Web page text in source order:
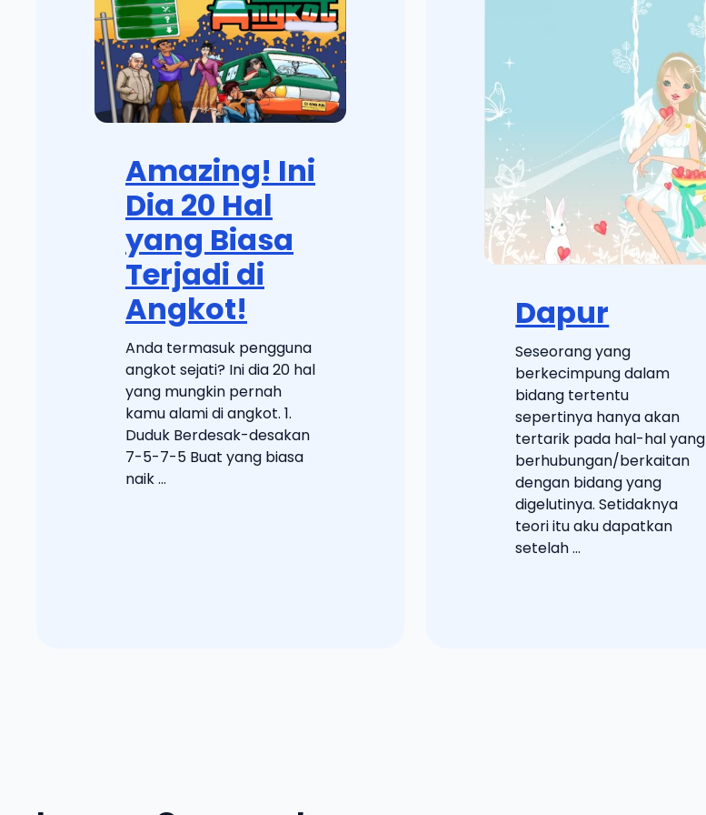
Amazing! Ini
Dia 20 Hal
yang Biasa
Terjadi di
Angkot!
Anda termasuk pengguna
angkot sejati? Ini dia 20 hal
yang mungkin pernah
kamu alami di angkot. 1.
Duduk Berdesak-desakan
7-5-7-5 Buat yang biasa
naik ...
Dapur
Seseorang yang
berkecimpung dalam
bidang tertentu
sepertinya hanya akan
tertarik pada hal-hal yang
berhubungan/berkaitan
dengan bidang yang
digelutinya. Setidaknya
teori itu aku dapatkan
setelah ...